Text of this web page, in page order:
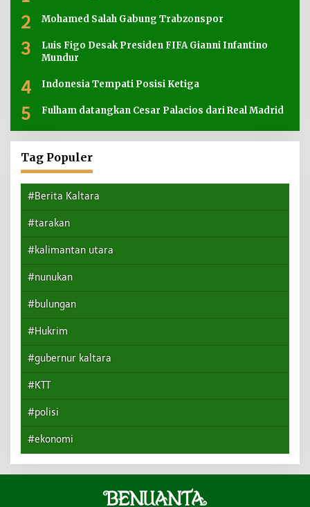
2 Mohamed Salah Gabung Trabzonspor
3
Luis Figo Desak Presiden FIFA Gianni Infantino
Mundur
4 Indonesia Tempati Posisi Ketiga
5 Fulham datangkan Cesar Palacios dari Real Madrid
Tag Populer
#Berita Kaltara
#tarakan
#kalimantan utara
#nunukan
#bulungan
#Hukrim
#gubernur kaltara
#KTT
#polisi
#ekonomi